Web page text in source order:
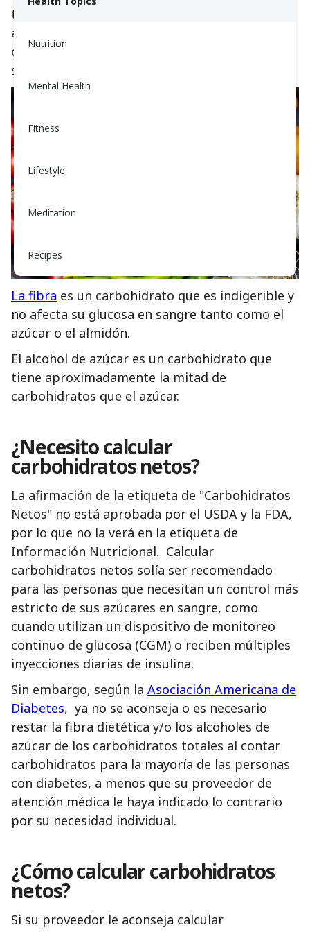
Nutrition
Mental Health
Fitness
Lifestyle
Meditation
Recipes
tanto, son principalmente almidones y
azúcares, que son los dos tipos de
carbohidratos que más afectan su glucosa en
sangre.
La fibra es un carbohidrato que es indigerible y
no afecta su glucosa en sangre tanto como el
azúcar o el almidón.
El alcohol de azúcar es un carbohidrato que
tiene aproximadamente la mitad de
carbohidratos que el azúcar.
¿Necesitocalcular
carbohidratos netos?
La afirmación de la etiqueta de "Carbohidratos
Netos" no está aprobada por el USDA y la FDA,
por lo que no la verá en la etiqueta de
Información Nutricional. Calcular
carbohidratos netos solía ser recomendado
para las personas que necesitan un control más
estricto de sus azúcares en sangre, como
cuando utilizan un dispositivo de monitoreo
continuo de glucosa (CGM) o reciben múltiples
inyecciones diarias de insulina.
Sin embargo, según la Asociación Americana de
Diabetes, ya no se aconseja o es necesario
restar la fibra dietética y/o los alcoholes de
azúcar de los carbohidratos totales al contar
carbohidratos para la mayoría de las personas
con diabetes, a menos que su proveedor de
atención médica le haya indicado lo contrario
por su necesidad individual.
¿Cómocalcularcarbohidratos
netos?
Si su proveedor le aconseja calcular